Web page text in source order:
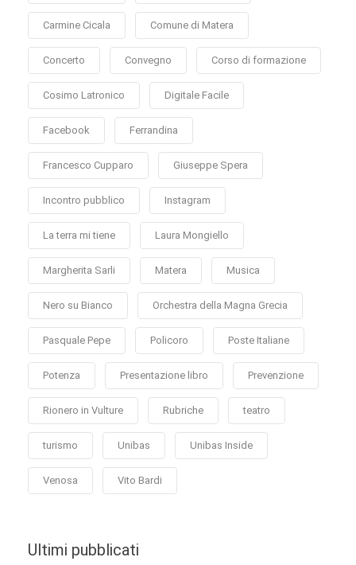
Carmine Cicala Comune di Matera
Concerto Convegno Corso di formazione
Cosimo Latronico Digitale Facile
Facebook Ferrandina
Francesco Cupparo Giuseppe Spera
Incontro pubblico Instagram
La terra mi tiene Laura Mongiello
Margherita Sarli Matera Musica
Nero su Bianco Orchestra della Magna Grecia
Pasquale Pepe Policoro Poste Italiane
Potenza Presentazione libro Prevenzione
Rionero in Vulture Rubriche teatro
turismo Unibas Unibas Inside
Venosa Vito Bardi
Ultimi pubblicati